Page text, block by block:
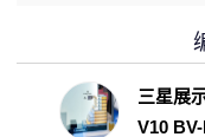
三星展
V10